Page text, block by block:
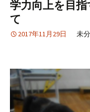
学力向上を目
て
2017年11月29日 未